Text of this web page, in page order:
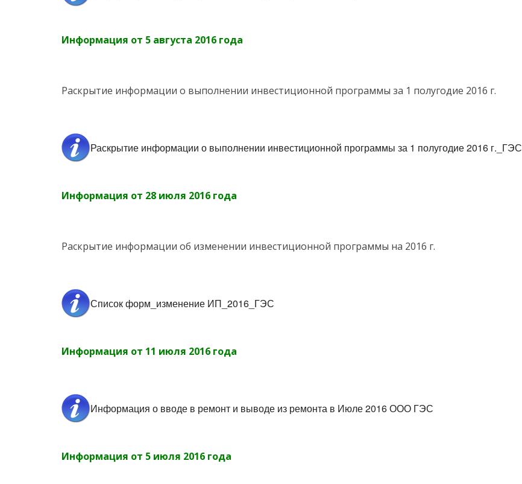
Информация от 5 августа 2016 года
Раскрытие информации о выполнении инвестиционной программы за 1 полугодие 2016 г.
Раскрытие информации о выполнении инвестиционной программы за 1 полугодие 2016 г._ГЭС
Информация от 28 июля 2016 года
Раскрытие информации об изменении инвестиционной программы на 2016 г.
Список форм_изменение ИП_2016_ГЭС
Информация от 11 июля 2016 года
Информация о вводе в ремонт и выводе из ремонта в Июле 2016 ООО ГЭС
Информация от 5 июля 2016 года